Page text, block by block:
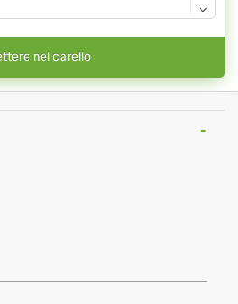
nel carello